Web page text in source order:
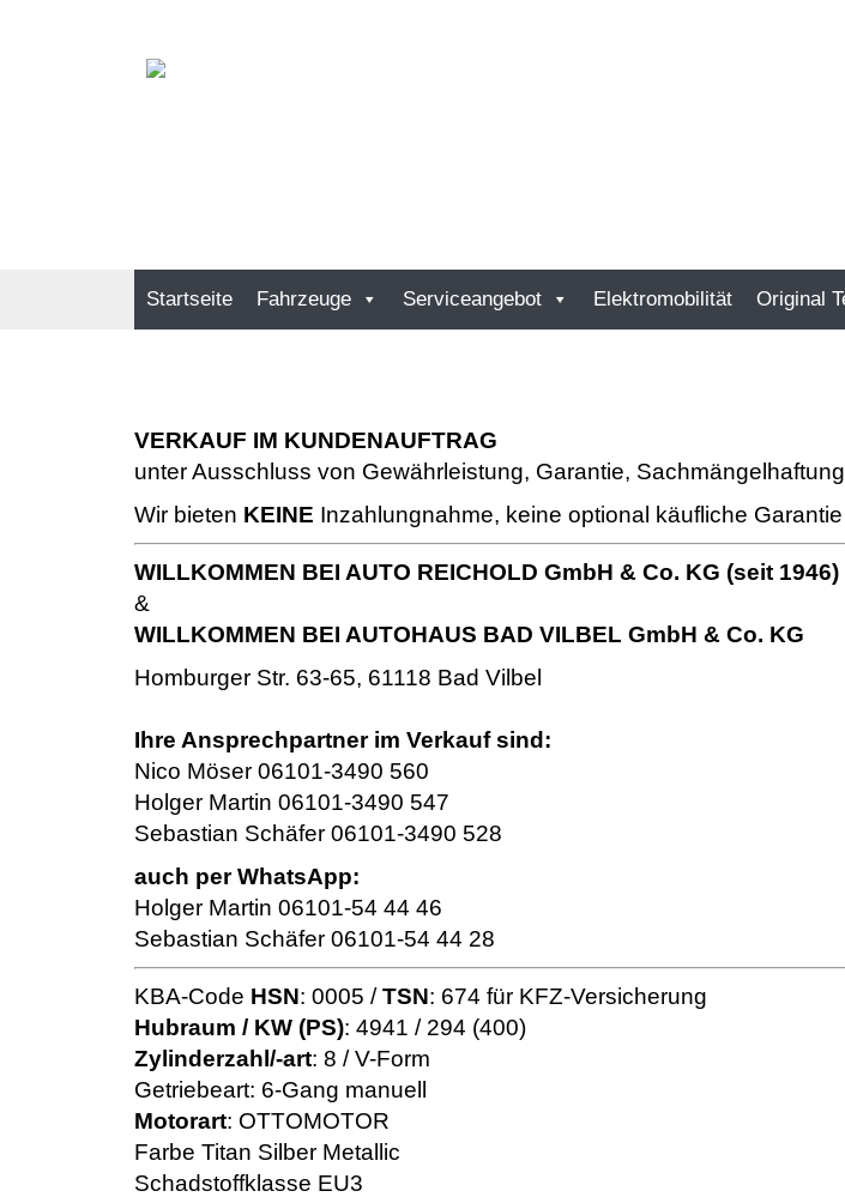
Startseite Fahrzeuge Serviceangebot Elektromobilität Original
VERKAUF IM KUNDENAUFTRAG
unter Ausschluss von Gewährleistung, Garantie,
Wir bieten KEINE Inzahlungnahme, keine optional käufliche
WILLKOMMEN BEI AUTO REICHOLD GmbH & Co. KG (seit 1946)
&
WILLKOMMEN BEI AUTOHAUS BAD VILBEL GmbH & Co. KG
Homburger Str. 63-65, 61118 Bad Vilbel
Ihre Ansprechpartner im Verkauf sind:
Nico Möser 06101-3490 560
Holger Martin 06101-3490 547
Sebastian Schäfer 06101-3490 528
auch per WhatsApp:
Holger Martin 06101-54 44 46
Sebastian Schäfer 06101-54 44 28
KBA-Code HSN: 0005 /TSN: 674 für KFZ-Versicherung
Hubraum / KW (PS): 4941 / 294 (400)
Zylinderzahl/-art: 8 / V-Form
Getriebeart: 6-Gang manuell
Motorart: OTTOMOTOR
Farbe Titan Silber Metallic
Schadstoffklasse EU3